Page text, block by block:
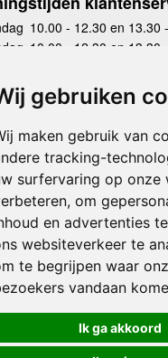
gebruiken
maken gebruik van
tracking-
surfervaring op onze
om
en advertenties
websiteverkeer te
te begrijpen waar
vandaan
Ik ga akkoord
10.00 - 12.30 en 13.30
10.00 - 12.30 en 13.30
10.00 - 12.30 en 13.30
10.00 - 12.30 en 13.30
Zaterdag
gesloten
Zondag gesloten